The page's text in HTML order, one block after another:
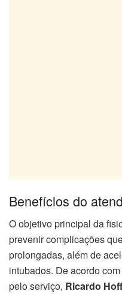
Benefícios do
O objetivo principal da
prevenir complicações
prolongadas, além de
intubados. De acordo
pelo serviço, Ricardo